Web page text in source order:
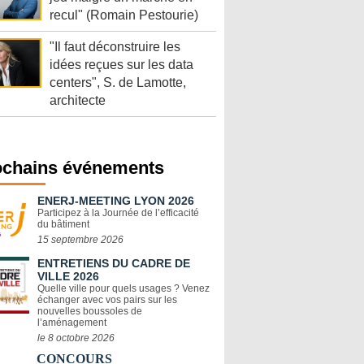
recul" (Romain Pestourie)
"Il faut déconstruire les
idées reçues sur les data
centers", S. de Lamotte,
architecte
événements
ENERJ-MEETING LYON 2026
Participez à la Journée de l’efficacité
du bâtiment
15 septembre 2026
ENTRETIENS DU CADRE DE
VILLE 2026
Quelle ville pour quels usages ? Venez
échanger avec vos pairs sur les
nouvelles boussoles de
l’aménagement
le 8 octobre 2026
CONCOURS